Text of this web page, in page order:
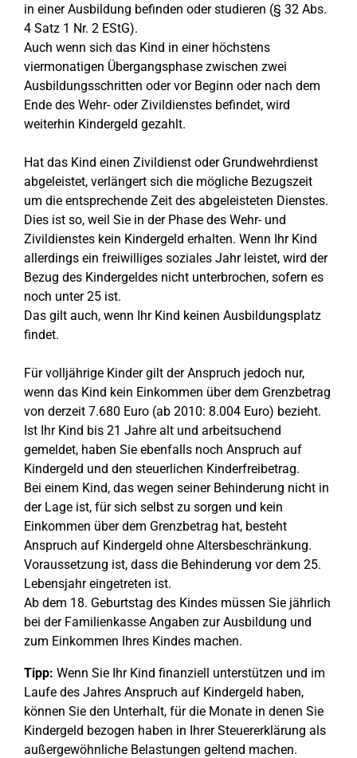
in einer Ausbildung befinden oder studieren (§ 32 Abs.
4 Satz 1 Nr. 2 EStG).
Auch wenn sich das Kind in einer höchstens
viermonatigen Übergangsphase zwischen zwei
Ausbildungsschritten oder vor Beginn oder nach dem
Ende des Wehr- oder Zivildienstes befindet, wird
weiterhin Kindergeld gezahlt.
Hat das Kind einen Zivildienst oder Grundwehrdienst
abgeleistet, verlängert sich die mögliche Bezugszeit
um die entsprechende Zeit des abgeleisteten Dienstes.
Dies ist so, weil Sie in der Phase des Wehr- und
Zivildienstes kein Kindergeld erhalten. Wenn Ihr Kind
allerdings ein freiwilliges soziales Jahr leistet, wird der
Bezug des Kindergeldes nicht unterbrochen, sofern es
noch unter 25 ist.
Das gilt auch, wenn Ihr Kind keinen Ausbildungsplatz
findet.
Für volljährige Kinder gilt der Anspruch jedoch nur,
wenn das Kind kein Einkommen über dem Grenzbetrag
von derzeit 7.680 Euro (ab 2010: 8.004 Euro) bezieht.
Ist Ihr Kind bis 21 Jahre alt und arbeitsuchend
gemeldet, haben Sie ebenfalls noch Anspruch auf
Kindergeld und den steuerlichen Kinderfreibetrag.
Bei einem Kind, das wegen seiner Behinderung nicht in
der Lage ist, für sich selbst zu sorgen und kein
Einkommen über dem Grenzbetrag hat, besteht
Anspruch auf Kindergeld ohne Altersbeschränkung.
Voraussetzung ist, dass die Behinderung vor dem 25.
Lebensjahr eingetreten ist.
Ab dem 18. Geburtstag des Kindes müssen Sie jährlich
bei der Familienkasse Angaben zur Ausbildung und
zum Einkommen Ihres Kindes machen.
Tipp: Wenn Sie Ihr Kind finanziell unterstützen und im
Laufe des Jahres Anspruch auf Kindergeld haben,
können Sie den Unterhalt, für die Monate in denen Sie
Kindergeld bezogen haben in Ihrer Steuererklärung als
außergewöhnliche Belastungen geltend machen.